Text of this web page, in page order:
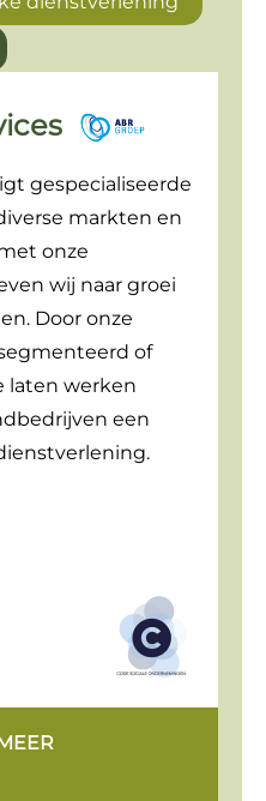
gespecialiseerde
markten en
onze
wij naar groei
Door onze
of
laten werken
een